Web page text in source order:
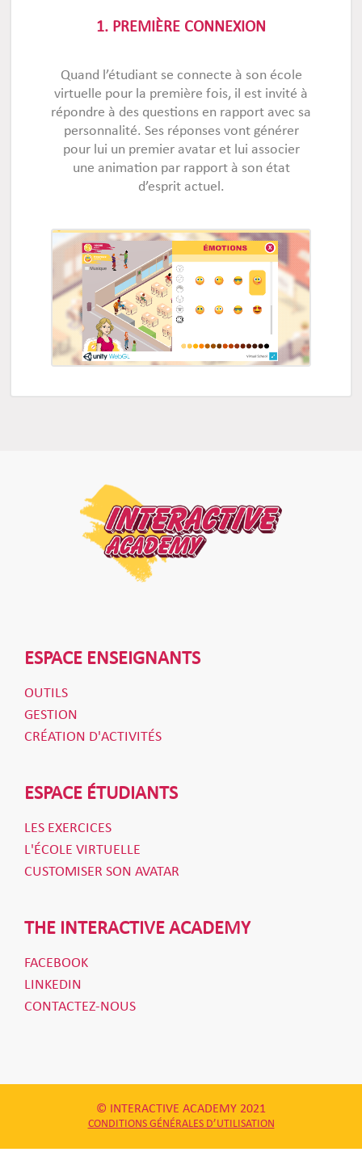
1. PREMIÈRE CONNEXION
Quand l’étudiant se connecte à son école
virtuelle pour la première fois, il est invité à
répondre à des questions en rapport avec sa
personnalité. Ses réponses vont générer
pour lui un premier avatar et lui associer
une animation par rapport à son état
d’esprit actuel.
ESPACE ENSEIGNANTS
OUTILS
GESTION
CRÉATION D'ACTIVITÉS
ESPACE ÉTUDIANTS
LES EXERCICES
L'ÉCOLE VIRTUELLE
CUSTOMISER SON AVATAR
THE INTERACTIVE ACADEMY
FACEBOOK
LINKEDIN
CONTACTEZ-NOUS
© INTERACTIVE ACADEMY 2021
CONDITIONS GÉNÉRALES D’UTILISATION